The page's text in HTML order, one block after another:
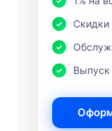
Скидки
Выпуск